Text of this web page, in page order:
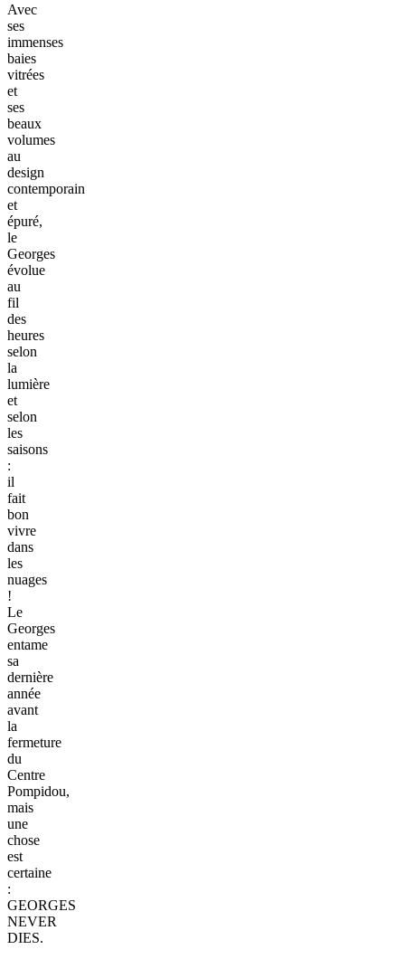
Avec
ses
immenses
baies
vitrées
et
ses
beaux
volumes
au
design
contemporain
et
épuré,
le
Georges
évolue
au
fil
des
heures
selon
la
lumière
et
selon
les
saisons
:
il
fait
bon
vivre
dans
les
nuages
!
Le
Georges
entame
sa
dernière
année
avant
la
fermeture
du
Centre
Pompidou,
mais
une
chose
est
certaine
:
GEORGES
NEVER
DIES.